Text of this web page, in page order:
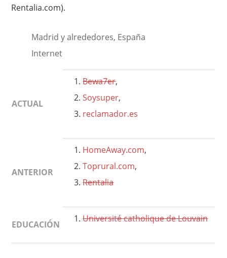
Rentalia.com).
Madrid y alrededores, España
Internet
ACTUAL
Bewa7er,
Soysuper,
reclamador.es
ANTERIOR
HomeAway.com,
Toprural.com,
Rentalia
EDUCACIÓN
Université catholique de Louvain